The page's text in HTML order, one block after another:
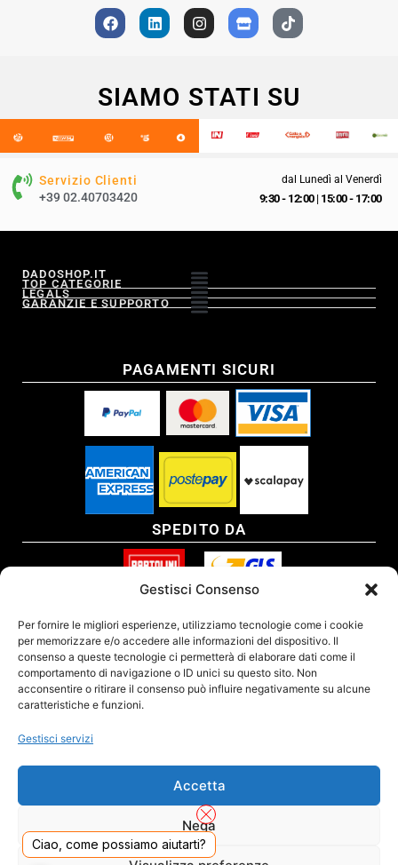
Gestisci Consenso
Per fornire le migliori esperienze, utilizziamo tecnologie come i cookie
per memorizzare e/o accedere alle informazioni del dispositivo. Il
consenso a queste tecnologie ci permetterà di elaborare dati come il
comportamento di navigazione o ID unici su questo sito. Non
acconsentire o ritirare il consenso può influire negativamente su alcune
caratteristiche e funzioni.
Gestisci servizi
Accetta
Nega
SIAMO STATI SU
Servizio Clienti
+39 02.40703420
dal Lunedì al Venerdì
9:30 - 12:00| 15:00 - 17:00
DADOSHOP.IT
TOP CATEGORIE
LEGALS
GARANZIE E SUPPORTO
PAGAMENTI SICURI
SPEDITO DA
DADO S.R.L. Unipersonale - Viale Enrico Forlanini 23 - 20134 Milano (MI) - Italy
Ciao, come possiamo aiutarti?